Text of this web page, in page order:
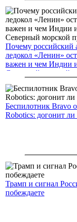
Почему российский
ледокол «Ленин»
важен и чем Индии
Северный морской
Беспилотник Bravo
Robotics: догонит
Трамп и сигнал
побеждаете